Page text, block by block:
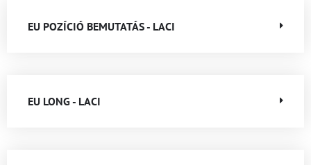
EU POZÍCIÓ BEMUTATÁS - LACI
EU LONG - LACI